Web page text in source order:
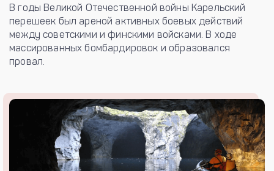
В годы Великой Отечественной войны Карельский
перешеек был ареной активных боевых действий
между советскими и финскими войсками. В ходе
массированных бомбардировок и образовался
провал.